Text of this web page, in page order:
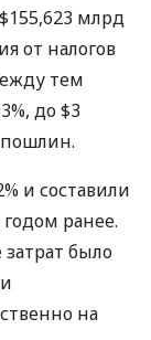
млрд
от налогов
тем
до $3
и составили
ранее.
было
на